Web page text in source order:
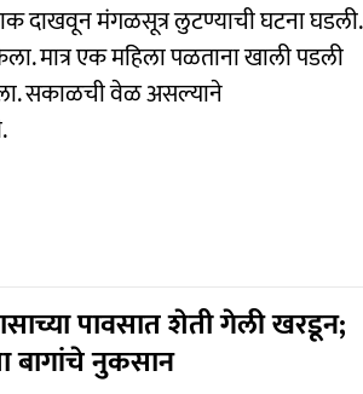
दाखवून मंगळसूत्र लुटण्याची घटना घडली.
मात्र एक महिला पळताना खाली पडली
सकाळची वेळ असल्याने
पावसात शेती गेली खरडून;
बागांचे नुकसान